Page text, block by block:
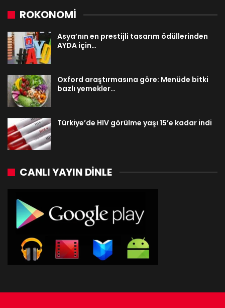
ROKONOMİ
Asya’nın en prestijli tasarım ödüllerinden
AYDA için…
Oxford araştırmasına göre: Menüde bitki
bazlı yemekler…
Türkiye’de HIV görülme yaşı 15’e kadar indi
CANLI YAYIN DINLE